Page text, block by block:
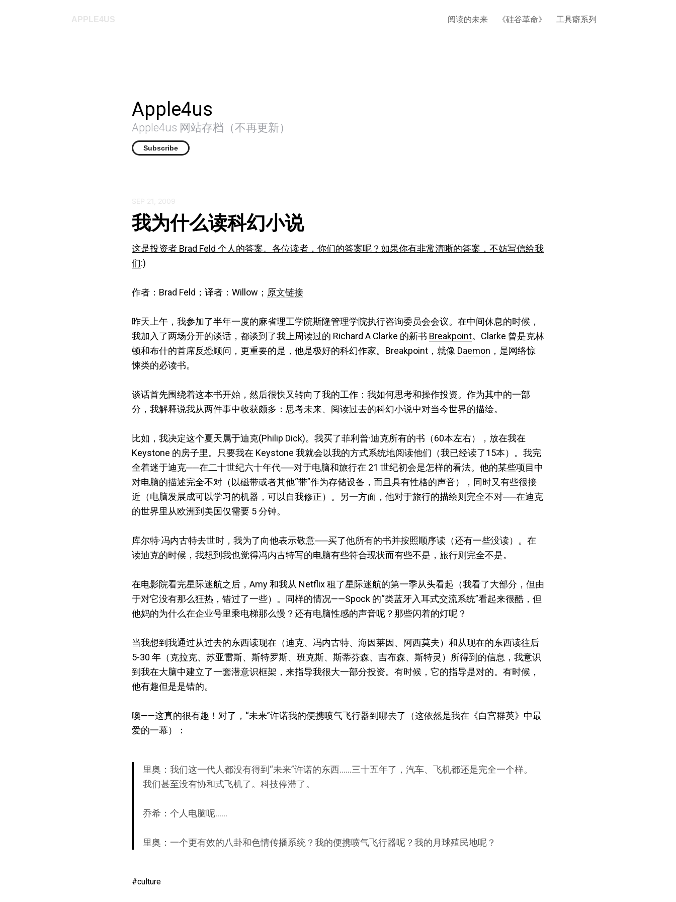
APPLE4US 阅读的未来 《硅谷革命》 工具癖系列
Apple4us
Apple4us 网站存档（不再更新）
Subscribe
SEP 21, 2009
我为什么读科幻小说
这是投资者 Brad Feld 个人的答案。各位读者，你们的答案呢？如果你有非常清晰的答案，不妨写信给我
们:)
作者：Brad Feld；译者：Willow； 原文链接
昨天上午，我参加了半年一度的麻省理工学院斯隆管理学院执行咨询委员会会议。在中间休息的时候，
我加入了两场分开的谈话，都谈到了我上周读过的 Richard A Clarke 的新书 Breakpoint。Clarke 曾是克林
顿和布什的首席反恐顾问，更重要的是，他是极好的科幻作家。Breakpoint，就像 Daemon ，是网络惊
悚类的必读书。
谈话首先围绕着这本书开始，然后很快又转向了我的工作：我如何思考和操作投资。作为其中的一部
分，我解释说我从两件事中收获颇多：思考未来、阅读过去的科幻小说中对当今世界的描绘。
比如，我决定这个夏天属于迪克(Philip Dick)。我买了菲利普·迪克所有的书（60本左右），放在我在
Keystone 的房子里。只要我在 Keystone 我就会以我的方式系统地阅读他们（我已经读了15本）。我完
全着迷于迪克──在二十世纪六十年代──对于电脑和旅行在 21 世纪初会是怎样的看法。他的某些项目中
对电脑的描述完全不对（以磁带或者其他“带”作为存储设备，而且具有性格的声音），同时又有些很接
近（电脑发展成可以学习的机器，可以自我修正）。另一方面，他对于旅行的描绘则完全不对──在迪克
的世界里从欧洲到美国仅需要 5 分钟。
库尔特·冯内古特去世时，我为了向他表示敬意──买了他所有的书并按照顺序读（还有一些没读）。在
读迪克的时候，我想到我也觉得冯内古特写的电脑有些符合现状而有些不是，旅行则完全不是。
在电影院看完星际迷航之后，Amy 和我从 Netflix 租了星际迷航的第一季从头看起（我看了大部分，但由
于对它没有那么狂热，错过了一些）。同样的情况——Spock 的“类蓝牙入耳式交流系统”看起来很酷，但
他妈的为什么在企业号里乘电梯那么慢？还有电脑性感的声音呢？那些闪着的灯呢？
当我想到我通过从过去的东西读现在（迪克、冯内古特、海因莱因、阿西莫夫）和从现在的东西读往后
5-30 年（克拉克、苏亚雷斯、斯特罗斯、班克斯、斯蒂芬森、吉布森、斯特灵）所得到的信息，我意识
到我在大脑中建立了一套潜意识框架，来指导我很大一部分投资。有时候，它的指导是对的。有时候，
他有趣但是是错的。
噢——这真的很有趣！对了，“未来”许诺我的便携喷气飞行器到哪去了（这依然是我在《白宫群英》中最
爱的一幕）：
里奥：我们这一代人都没有得到“未来”许诺的东西……三十五年了，汽车、飞机都还是完全一个样。
我们甚至没有协和式飞机了。科技停滞了。
乔希：个人电脑呢……
里奥：一个更有效的八卦和色情传播系统？我的便携喷气飞行器呢？我的月球殖民地呢？
culture